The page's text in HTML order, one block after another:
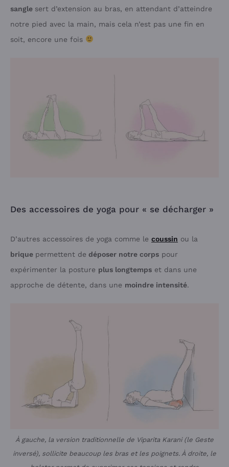
sangle sert d’extension au bras, en attendant d’atteindre
notre pied avec la main, mais cela n’est pas une fin en
soit, encore une fois
Des accessoires de yoga pour « se décharger »
D’autres accessoires de yoga comme le coussin ou la
brique permettent de déposer notre corps pour
expérimenter la posture plus longtemps et dans une
approche de détente, dans une moindre intensité.
À gauche, la version traditionnelle de Viparita Karani (le Geste
inversé), sollicite beaucoup les bras et les poignets. À droite, le